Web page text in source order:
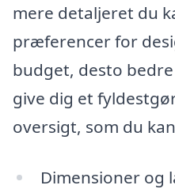
mere detaljeret du
præferencer for
budget, desto
give dig et
oversigt, som du
Dimensioner og